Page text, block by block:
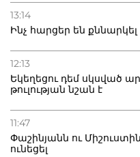
13:14
Ինչ հարցեր են
12:13
Եկեղեցու դեմ սկսված
թուլության նշան է
11:47
Փաշինյանն ու
ունեցել